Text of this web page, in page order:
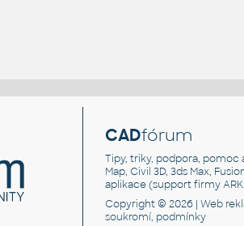
CADfórum
Tipy, triky, podpora, pomoc
Map, Civil 3D, 3ds Max,
aplikace (support firmy
Copyright © 2026 |Web
soukromí, podmínky